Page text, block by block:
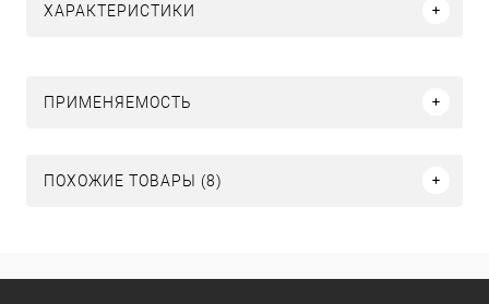
ХАРАКТЕРИСТИКИ
ПРИМЕНЯЕМОСТЬ
ПОХОЖИЕ ТОВАРЫ (8)